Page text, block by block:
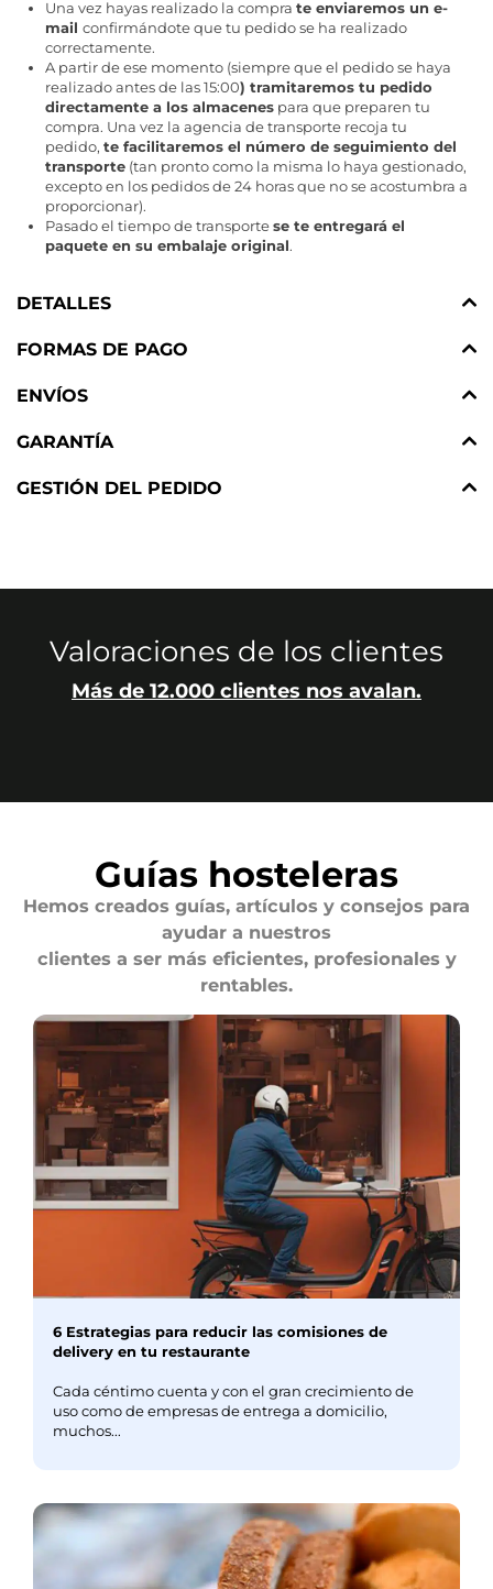
Una vez hayas realizado la compra te enviaremos un e-
mail confirmándote que tu pedido se ha realizado
correctamente.
A partir de ese momento (siempre que el pedido se haya
realizado antes de las 15:00) tramitaremos tu pedido
directamente a los almacenes para que preparen tu
compra. Una vez la agencia de transporte recoja tu
pedido, te facilitaremos el número de seguimiento del
transporte (tan pronto como la misma lo haya gestionado,
excepto en los pedidos de 24 horas que no se acostumbra a
proporcionar).
Pasado el tiempo de transportese te entregará el
paquete en su embalaje original.
DETALLES
FORMAS DE PAGO
ENVÍOS
GARANTÍA
GESTIÓN DEL PEDIDO
Valoraciones de los clientes
Más de 12.000 clientes nos avalan.
Guías hosteleras
Hemos creados guías, artículos y consejos para
ayudar a nuestros
clientes a ser más eficientes, profesionales y
rentables.
6 Estrategias para reducir las comisiones de
delivery en tu restaurante
Cada céntimo cuenta y con el gran crecimiento de
uso como de empresas de entrega a domicilio,
muchos...